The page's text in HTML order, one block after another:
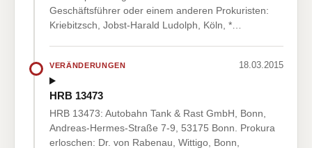
Geschäftsführer oder einem anderen Prokuristen:
Kriebitzsch, Jobst-Harald Ludolph, Köln, *…
VERÄNDERUNGEN 18.03.2015
HRB 13473
HRB 13473: Autobahn Tank & Rast GmbH, Bonn,
Andreas-Hermes-Straße 7-9, 53175 Bonn. Prokura
erloschen: Dr. von Rabenau, Wittigo, Bonn,